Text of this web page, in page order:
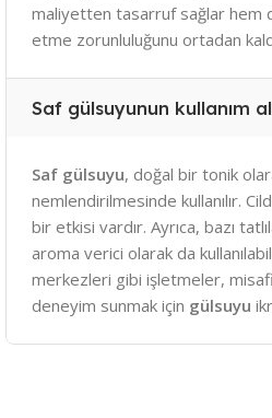
maliyetten tasarruf sağlar hem
etme zorunluluğunu ortadan
Saf gülsuyunun kullanım
Saf gülsuyu, doğal bir tonik
nemlendirilmesinde kullanılır.
bir etkisi vardır. Ayrıca, bazı
aroma verici olarak da
merkezleri gibi işletmeler,
deneyim sunmak için gülsuyu